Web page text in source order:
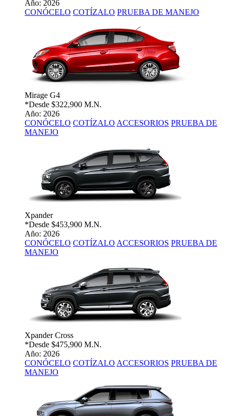
Año: 2026
CONÓCELO COTÍZALO PRUEBA DE MANEJO
Mirage G4
*Desde $322,900 M.N.
Año: 2026
CONÓCELO COTÍZALO ACCESORIOS PRUEBA DE
MANEJO
Xpander
*Desde $453,900 M.N.
Año: 2026
CONÓCELO COTÍZALO ACCESORIOS PRUEBA DE
MANEJO
Xpander Cross
*Desde $475,900 M.N.
Año: 2026
CONÓCELO COTÍZALO ACCESORIOS PRUEBA DE
MANEJO